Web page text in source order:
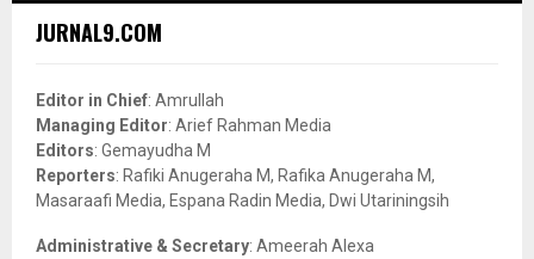
h
o
r
:
JURNAL9.COM
Editor in Chief: Amrullah
Managing Editor: Arief Rahman Media
Editors: Gemayudha M
Reporters: Rafiki Anugeraha M, Rafika Anugeraha M,
Masaraafi Media, Espana Radin Media, Dwi Utariningsih
Administrative & Secretary: Ameerah Alexa